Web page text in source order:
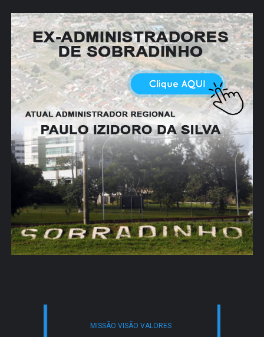
MISSÃO VISÃO VALORES